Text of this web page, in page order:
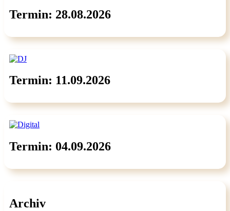
Termin: 28.08.2026
Termin: 11.09.2026
Termin: 04.09.2026
Archiv